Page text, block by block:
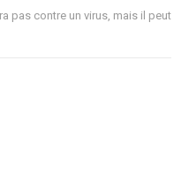
pas contre un virus, mais il peut